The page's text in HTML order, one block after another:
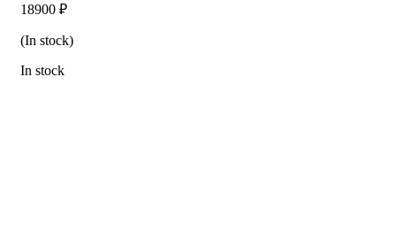
18900 ₽
(In stock)
In stock